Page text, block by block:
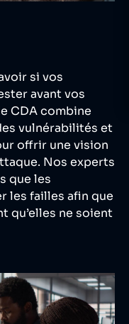
si vos
avant vos
CDA combine
vulnérabilités et
offrir une vision
Nos experts
que les
les failles afin que
qu’elles ne soient